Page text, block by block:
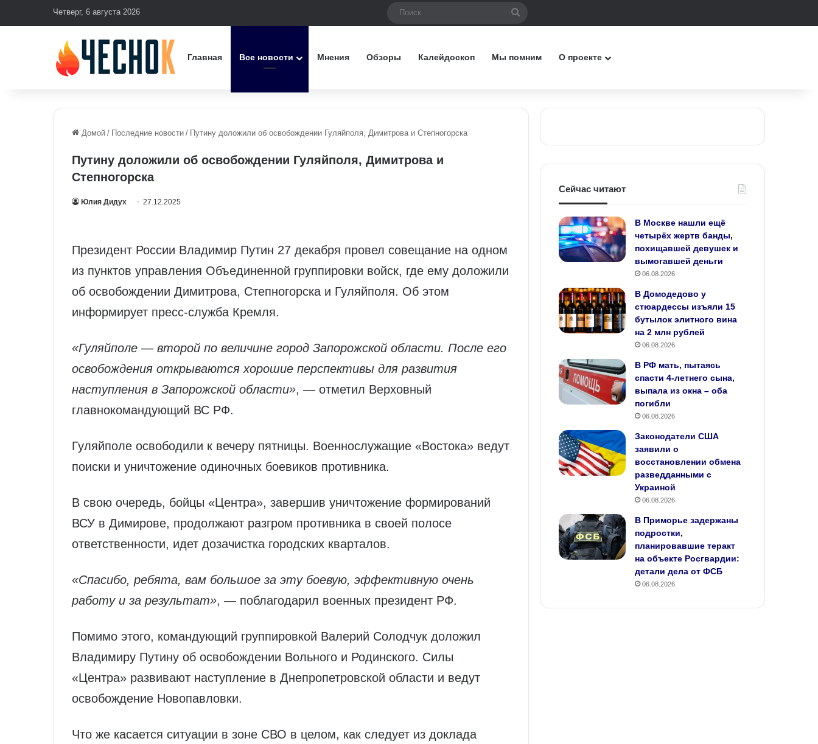
Четверг, 6 августа 2026
Главная Все новости Мнения Обзоры Калейдоскоп Мы помним О проекте
Домой / Последние новости / Путину доложили об освобождении Гуляйполя, Димитрова и Степногорска
Путину доложили об освобождении Гуляйполя, Димитрова и
Степногорска
Юлия Дидух 27.12.2025
Президент России Владимир Путин 27 декабря провел совещание на одном
из пунктов управления Объединенной группировки войск, где ему доложили
об освобождении Димитрова, Степногорска и Гуляйполя. Об этом
информирует пресс-служба Кремля.
«Гуляйполе — второй по величине город Запорожской области. После его
освобождения открываются хорошие перспективы для развития
наступления в Запорожской области», — отметил Верховный
главнокомандующий ВС РФ.
Гуляйполе освободили к вечеру пятницы. Военнослужащие «Востока» ведут
поиски и уничтожение одиночных боевиков противника.
В свою очередь, бойцы «Центра», завершив уничтожение формирований
ВСУ в Димирове, продолжают разгром противника в своей полосе
ответственности, идет дозачистка городских кварталов.
«Спасибо, ребята, вам большое за эту боевую, эффективную очень
работу и за результат», — поблагодарил военных президент РФ.
Помимо этого, командующий группировкой Валерий Солодчук доложил
Владимиру Путину об освобождении Вольного и Родинского. Силы
«Центра» развивают наступление в Днепропетровской области и ведут
освобождение Новопавловки.
Что же касается ситуации в зоне СВО в целом, как следует из доклада
Сейчас читают
В Москве нашли ещё
четырёх жертв банды,
похищавшей девушек и
вымогавшей деньги
06.08.2026
В Домодедово у
стюардессы изъяли 15
бутылок элитного вина
на 2 млн рублей
06.08.2026
В РФ мать, пытаясь
спасти 4-летнего сына,
выпала из окна – оба
погибли
06.08.2026
Законодатели США
заявили о
восстановлении обмена
разведданными с
Украиной
06.08.2026
В Приморье задержаны
подростки,
планировавшие теракт
на объекте Росгвардии:
детали дела от ФСБ
06.08.2026